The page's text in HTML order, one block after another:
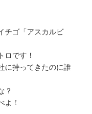
チゴ「アスカルビ
ロです！
に持ってきたのに誰
？
よ！